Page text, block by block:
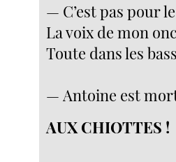
— C’est pas pour
La voix de mon
Toute dans les
— Antoine est
AUX CHIOTTES !